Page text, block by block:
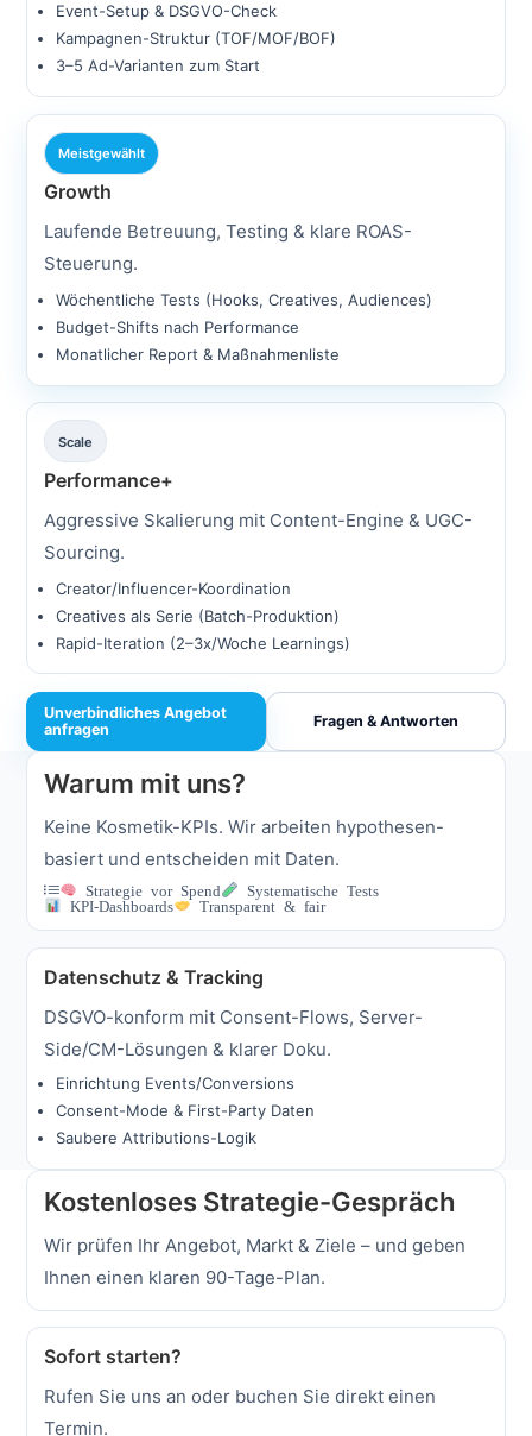
Event-Setup & DSGVO-Check
Kampagnen-Struktur (TOF/MOF/BOF)
3–5 Ad-Varianten zum Start
Meistgewählt
Operate
Growth
Laufende Betreuung, Testing & klare ROAS-
Steuerung.
Wöchentliche Tests (Hooks, Creatives, Audiences)
Budget-Shifts nach Performance
Monatlicher Report & Maßnahmenliste
Scale
Performance+
Aggressive Skalierung mit Content-Engine & UGC-
Sourcing.
Creator/Influencer-Koordination
Creatives als Serie (Batch-Produktion)
Rapid-Iteration (2–3x/Woche Learnings)
Unverbindliches Angebot
anfragen
Fragen & Antworten
Warum mit uns?
Keine Kosmetik-KPIs. Wir arbeiten hypothesen-
basiert und entscheiden mit Daten.
Strategie vor Spend
Systematische Tests
KPI-Dashboards
Transparent & fair
Datenschutz & Tracking
DSGVO-konform mit Consent-Flows, Server-
Side/CM-Lösungen & klarer Doku.
Einrichtung Events/Conversions
Consent-Mode & First-Party Daten
Saubere Attributions-Logik
Kostenloses Strategie-Gespräch
Wir prüfen Ihr Angebot, Markt & Ziele – und geben
Ihnen einen klaren 90-Tage-Plan.
Sofort starten?
Rufen Sie uns an oder buchen Sie direkt einen
Termin.